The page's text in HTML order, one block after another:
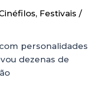
, Festivais /
personalidades
dezenas de